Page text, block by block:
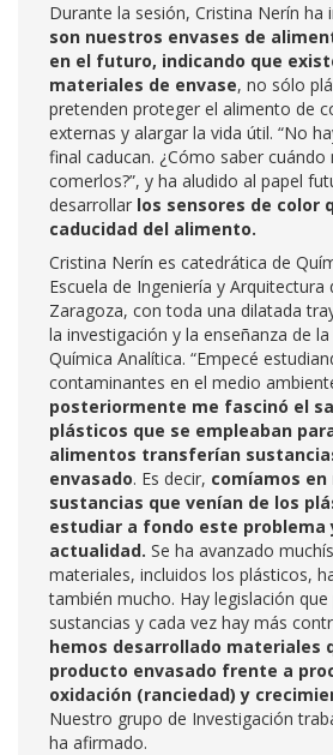
Durante la sesión, Cristina Nerín ha
son nuestros envases de
en el futuro, indicando que
materiales de envase, no sólo
pretenden proteger el alimento de
externas y alargar la vida útil. “No
final caducan. ¿Cómo saber
comerlos?”, y ha aludido al papel
desarrollar los sensores de color
caducidad del alimento.
Cristina Nerín es catedrática de
Escuela de Ingeniería y Arquitectura
Zaragoza, con toda una dilatada
la investigación y la enseñanza de
Química Analítica. “Empecé
contaminantes en el medio
posteriormente me fascinó el
plásticos que se empleaban
alimentos transferían
envasado. Es decir, comíamos
sustancias que venían de los
estudiar a fondo este problema
actualidad. Se ha avanzado
materiales, incluidos los plásticos,
también mucho. Hay legislación
sustancias y cada vez hay más
hemos desarrollado materiales
producto envasado frente a
oxidación (ranciedad) y
Nuestro grupo de Investigación
ha afirmado.